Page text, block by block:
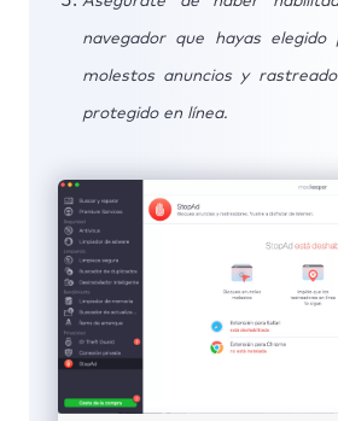
navegador que hayas elegido
molestos anuncios y
protegido en línea.